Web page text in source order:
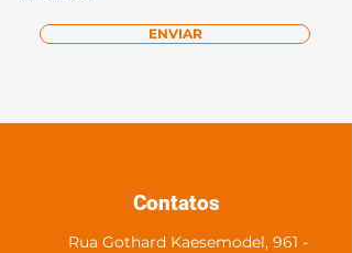
ENVIAR
Contatos
Rua Gothard Kaesemodel, 961 -